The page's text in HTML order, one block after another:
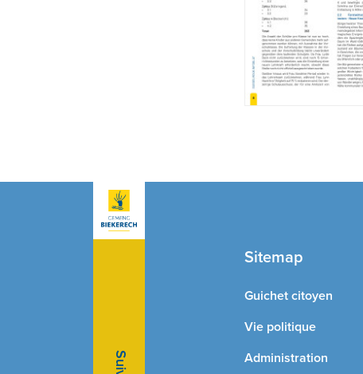
Sitemap
Guichet citoyen
Vie politique
Administration